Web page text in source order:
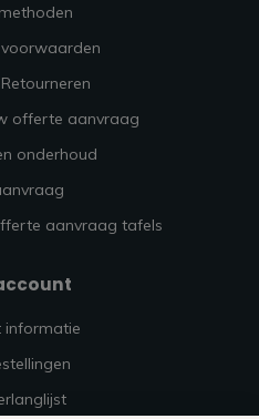
offerte aanvraag
onderhoud
aanvraag tafels
informatie